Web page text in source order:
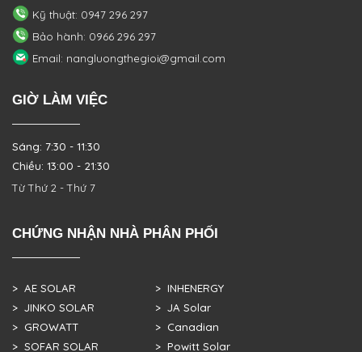
Kỹ thuật: 0947 296 297
Bảo hành: 0966 296 297
Email: nangluongthegioi@gmail.com
GIỜ LÀM VIỆC
Sáng: 7:30 - 11:30
Chiều: 13:00 - 21:30
Từ Thứ 2 - Thứ 7
CHỨNG NHẬN NHÀ PHÂN PHỐI
> AE SOLAR
> JINKO SOLAR
> GROWATT
> SOFAR SOLAR
> INHENERGY
> JA Solar
> Canadian
> Powitt Solar